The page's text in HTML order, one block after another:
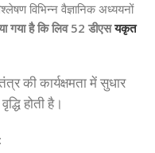
विभिन्न वैज्ञानिक अध्ययनों
गया है कि लिव 52 डीएसयकृत
की कार्यक्षमता में सुधार
होती है।